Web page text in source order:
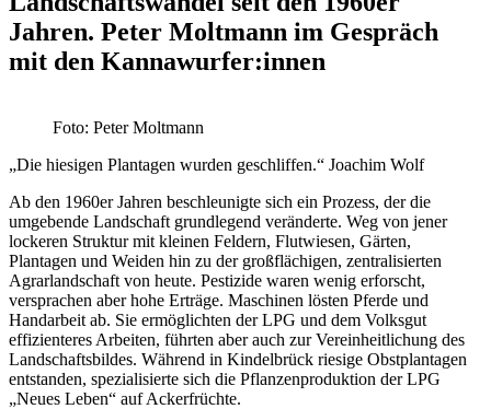
Jahren. Peter Moltmann im Gespräch
mit den Kannawurfer:innen
Foto: Peter Moltmann
„Die hiesigen Plantagen wurden geschliffen.“ Joachim Wolf
Ab den 1960er Jahren beschleunigte sich ein Prozess, der die
umgebende Landschaft grundlegend veränderte. Weg von jener
lockeren Struktur mit kleinen Feldern, Flutwiesen, Gärten,
Plantagen und Weiden hin zu der großflächigen, zentralisierten
Agrarlandschaft von heute. Pestizide waren wenig erforscht,
versprachen aber hohe Erträge. Maschinen lösten Pferde und
Handarbeit ab. Sie ermöglichten der LPG und dem Volksgut
effizienteres Arbeiten, führten aber auch zur Vereinheitlichung des
Landschaftsbildes. Während in Kindelbrück riesige Obstplantagen
entstanden, spezialisierte sich die Pflanzenproduktion der LPG
„Neues Leben“ auf Ackerfrüchte.